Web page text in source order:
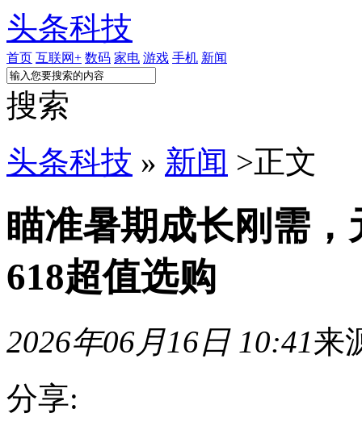
头条科技
首页 互联网+ 数码 家电 游戏 手机 新闻
搜索
头条科技 » 新闻 >正文
瞄准暑期成长刚需
618超值选购
2026年06月16日 10:41来
分享: